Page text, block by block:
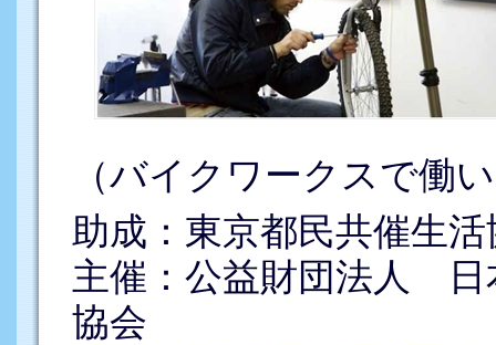
（バイクワークスで働
助成：東京都民共催生
主催：公益財団法人 日
協会